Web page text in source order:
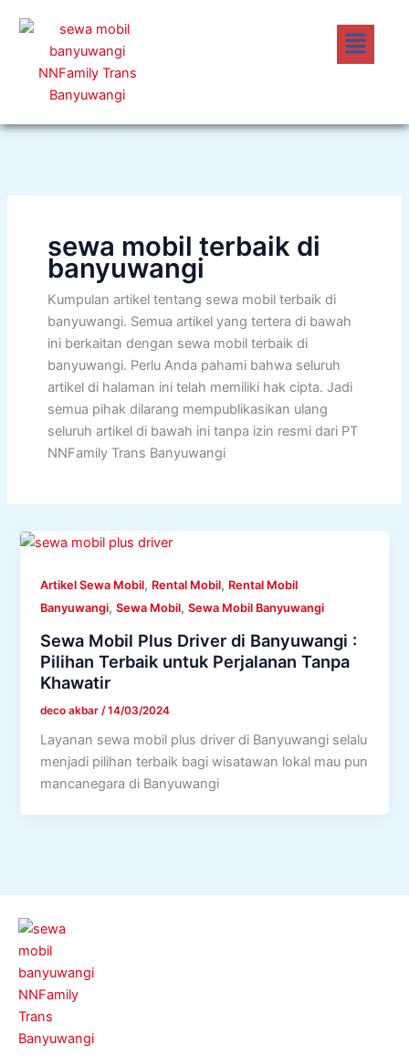
Menu
sewa mobil terbaik di
banyuwangi
Kumpulan artikel tentang sewa mobil terbaik di
banyuwangi. Semua artikel yang tertera di bawah
ini berkaitan dengan sewa mobil terbaik di
banyuwangi. Perlu Anda pahami bahwa seluruh
artikel di halaman ini telah memiliki hak cipta. Jadi
semua pihak dilarang mempublikasikan ulang
seluruh artikel di bawah ini tanpa izin resmi dari PT
NNFamily Trans Banyuwangi
Artikel Sewa Mobil, Rental Mobil, Rental Mobil
Banyuwangi,Sewa Mobil,Sewa Mobil Banyuwangi
Sewa Mobil Plus Driver di Banyuwangi :
Pilihan Terbaik untuk Perjalanan Tanpa
Khawatir
deco akbar /14/03/2024
Layanan sewa mobil plus driver di Banyuwangi selalu
menjadi pilihan terbaik bagi wisatawan lokal mau pun
mancanegara di Banyuwangi